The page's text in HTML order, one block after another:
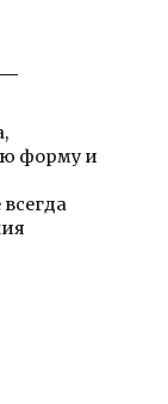
—
форму и